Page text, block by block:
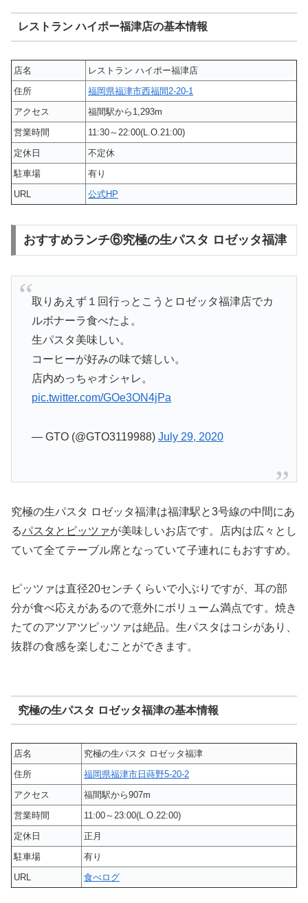
レストラン ハイポー福津店の基本情報
店名
レストラン ハイポー福津店
住所
福岡県福津市西福間2-20-1
アクセス
福間駅から1,293m
営業時間
11:30～22:00(L.O.21:00)
定休日
不定休
駐車場
有り
URL
公式HP
おすすめランチ⑥究極の生パスタ ロゼッタ福津
取りあえず１回行っとこうとロゼッタ福津店でカ
ルボナーラ食べたよ。
生パスタ美味しい。
コーヒーが好みの味で嬉しい。
店内めっちゃオシャレ。
pic.twitter.com/GOe3ON4jPa
— GTO (@GTO3119988) July 29, 2020
究極の生パスタ ロゼッタ福津は福津駅と3号線の中間にあ
るパスタとピッツァが美味しいお店です。店内は広々とし
ていて全てテーブル席となっていて子連れにもおすすめ。
ピッツァは直径20センチくらいで小ぶりですが、耳の部
分が食べ応えがあるので意外にボリューム満点です。焼き
たてのアツアツピッツァは絶品。生パスタはコシがあり、
抜群の食感を楽しむことができます。
究極の生パスタ ロゼッタ福津の基本情報
店名
究極の生パスタ ロゼッタ福津
住所
福岡県福津市日蒔野5-20-2
アクセス
福間駅から907m
営業時間
11:00～23:00(L.O.22:00)
定休日
正月
駐車場
有り
URL
食べログ